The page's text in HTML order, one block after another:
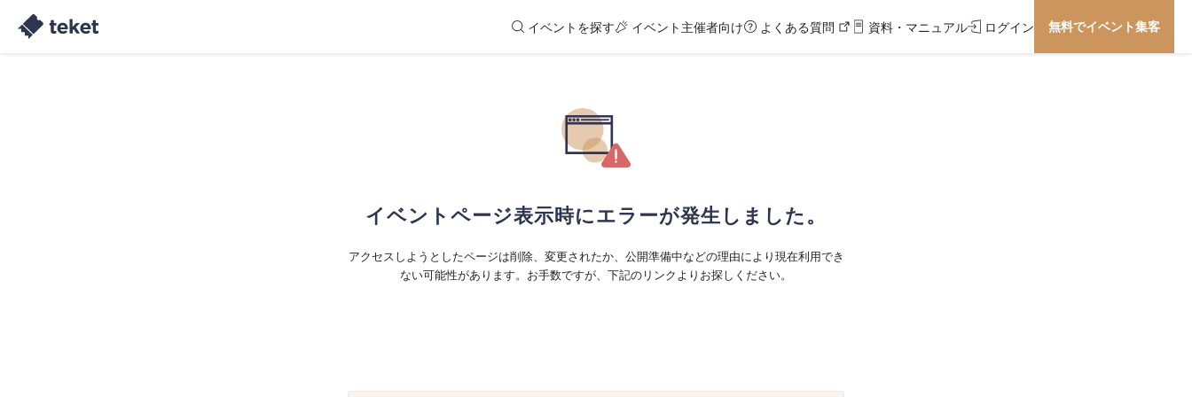
イベントを探す イベント主催者向け よくある質問 資料・マニュアル ログイン 無料でイベント集客
イベントページ表示時にエラーが発生しました。
アクセスしようとしたページは削除、変更されたか、公開準備中などの理由により現在利用でき
ない可能性があります。お手数ですが、下記のリンクよりお探しください。